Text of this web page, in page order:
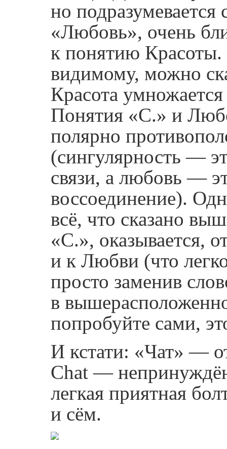
но подразумевается
«Любовь», очень
к понятию
видимому, можно
Красота
Понятия «С.» и
полярно
(сингулярность —
связи, а любовь —
воссоединение).
всё, что сказано
«С.», оказывается,
и к Любви (что
просто заменив
в
попробуйте сами,
И кстати: «Чат» —
Chat —
легкая приятная
и сём.